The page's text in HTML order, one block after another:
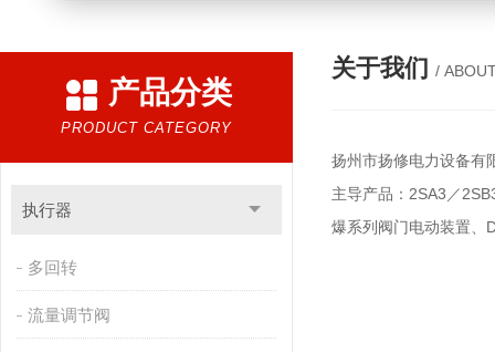
产品分类
PRODUCT CATEGORY
执行器
多回转
流量调节阀
关于我们 /
扬州市扬修电力设备有
主导产品：2SA3／
爆系列阀门电动装置、